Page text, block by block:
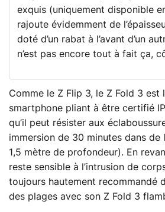
exquis (uniquement disponible
rajoute évidemment de
doté d’un rabat à l’avant d’un
n’est pas encore tout à fait ça,
Comme le Z Flip 3, le Z Fold 3 est
smartphone pliant à être certifié
qu’il peut résister aux
immersion de 30 minutes dans de
1,5 mètre de profondeur). En
reste sensible à l’intrusion de
toujours hautement recommandé
des plages avec son Z Fold 3